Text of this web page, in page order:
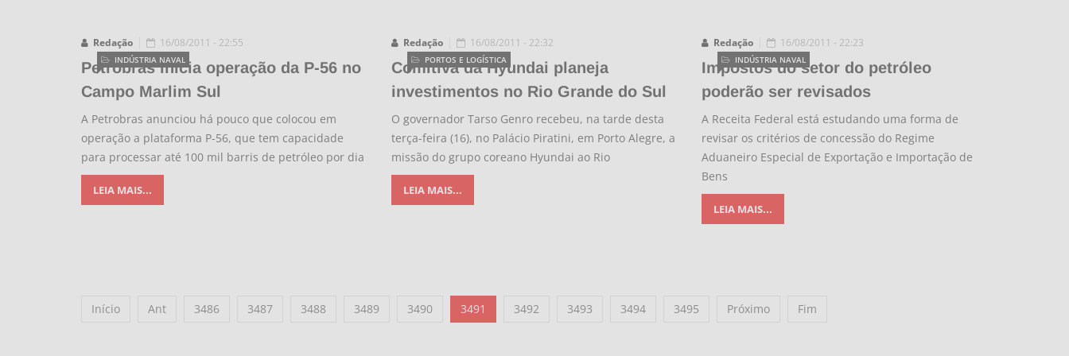
Redação
INDÚSTRIA NAVAL
16/08/2011 - 22:55
Petrobras inicia operação da P-56 no
Campo Marlim Sul
A Petrobras anunciou há pouco que colocou em
operação a plataforma P-56, que tem capacidade
para processar até 100 mil barris de petróleo por dia
LEIA MAIS...
Redação
PORTOS E LOGÍSTICA
16/08/2011 - 22:32
Comitiva da Hyundai planeja
investimentos no Rio Grande do Sul
O governador Tarso Genro recebeu, na tarde desta
terça-feira (16), no Palácio Piratini, em Porto Alegre, a
missão do grupo coreano Hyundai ao Rio
LEIA MAIS...
Redação
INDÚSTRIA NAVAL
16/08/2011 - 22:23
Impostos do setor do petróleo
poderão ser revisados
A Receita Federal está estudando uma forma de
revisar os critérios de concessão do Regime
Aduaneiro Especial de Exportação e Importação de
Bens
LEIA MAIS...
Início Ant 3486 3487 3488 3489 3490 3491 3492 3493 3494 3495 Próximo Fim